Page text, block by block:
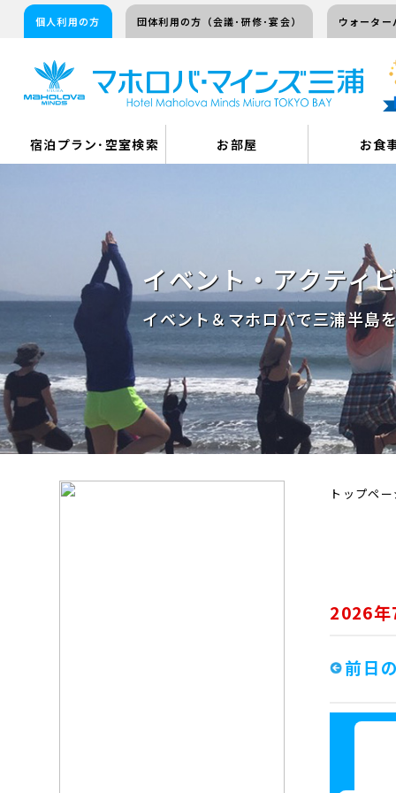
個人利用の方 団体利用の方（会議･研修･宴会） ウォーター
宿泊プラン･空室検索 お部屋 お食
イベント・アクティ
イベント＆マホロバで三浦半島
トップペ
2026年
前日